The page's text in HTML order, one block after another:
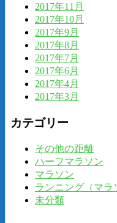
2017年11月
2017年10月
2017年9月
2017年8月
2017年7月
2017年6月
2017年4月
2017年3月
カテゴリー
その他の距離
ハーフマラソン
マラソン
ランニング（マラ
未分類